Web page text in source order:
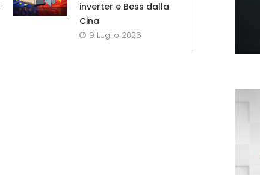
inverter e Bess dalla
Cina
9 Luglio 2026